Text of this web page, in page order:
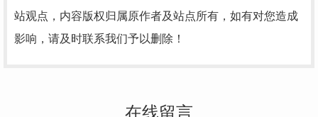
站观点，内容版权归属原作者及站点所有，如有对您造成
影响，请及时联系我们予以删除！
在线留言